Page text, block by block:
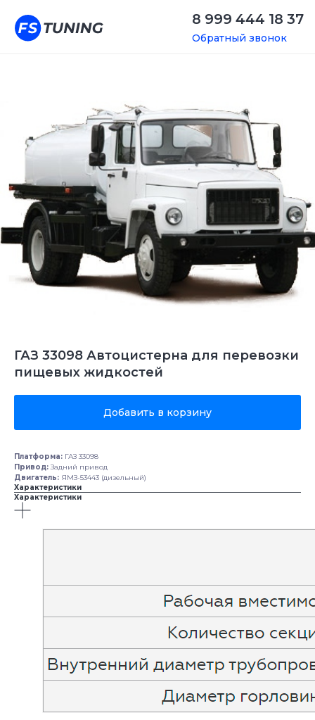
8 999 444 18 37
Обратный звонок
ГАЗ 33098 Автоцистерна для перевозки
пищевых жидкостей
Добавить в корзину
Платформа: ГАЗ 33098
Привод: Задний привод
Двигатель: ЯМЗ-53443 (дизельный)
Характеристики
Характеристики